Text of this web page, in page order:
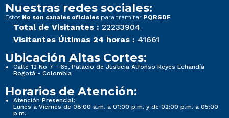
Nuestras redes sociales:
Estos No son canales oficiales para tramitar PQRSDF
Total de Visitantes : 22233904
Visitantes Últimas 24 horas : 41661
Ubicación Altas Cortes:
Calle 12 No 7 - 65, Palacio de Justicia Alfonso Reyes Echandía
Bogotá - Colombia
Horarios de Atención:
Atención Presencial:
Lunes a Viernes de 08:00 a.m. a 01:00 p.m. y de 02:00 p.m. a 05:00
p.m.